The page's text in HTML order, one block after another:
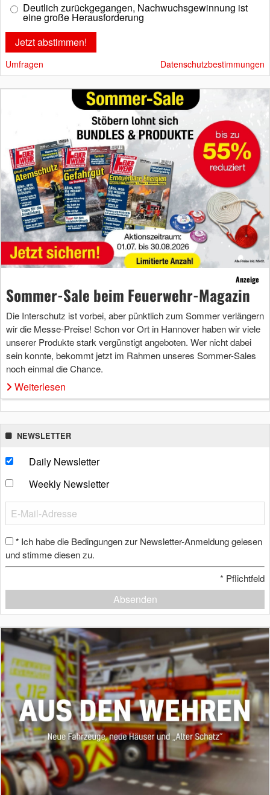
Deutlich zurückgegangen, Nachwuchsgewinnung ist
eine große Herausforderung
Umfragen Datenschutzbestimmungen
Anzeige
Sommer-Sale beim Feuerwehr-Magazin
Die Interschutz ist vorbei, aber pünktlich zum Sommer verlängern
wir die Messe-Preise! Schon vor Ort in Hannover haben wir viele
unserer Produkte stark vergünstigt angeboten. Wer nicht dabei
sein konnte, bekommt jetzt im Rahmen unseres Sommer-Sales
noch einmal die Chance.
Weiterlesen
NEWSLETTER
Daily Newsletter
Weekly Newsletter
* Ich habe die Bedingungen zur Newsletter-Anmeldung gelesen
und stimme diesen zu.
* Pflichtfeld
Absenden